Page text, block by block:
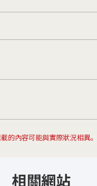
的內容可能與實際狀況相異
相關網站